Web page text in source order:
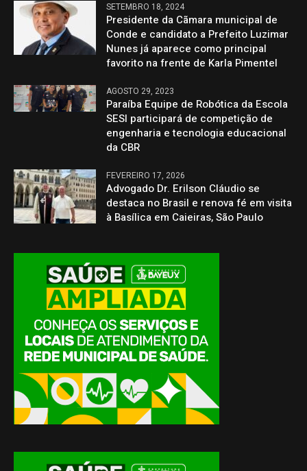
SETEMBRO 18, 2024
Presidente da Cãmara municipal de
Conde e candidato a Prefeito Luzimar
Nunes já aparece como principal
favorito na frente de Karla Pimentel
AGOSTO 29, 2023
Paraíba Equipe de Robótica da Escola
SESI participará de competição de
engenharia e tecnologia educacional
da CBR
FEVEREIRO 17, 2026
Advogado Dr. Erilson Cláudio se
destaca no Brasil e renova fé em visita
à Basílica em Caieiras, São Paulo